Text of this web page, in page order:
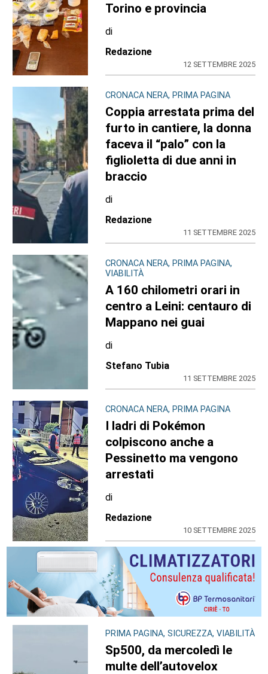
Torino e provincia
di
Redazione
12 SETTEMBRE 2025
CRONACA NERA, PRIMA PAGINA
Coppia arrestata prima del
furto in cantiere, la donna
faceva il “palo” con la
figlioletta di due anni in
braccio
di
Redazione
11 SETTEMBRE 2025
CRONACA NERA, PRIMA PAGINA,
VIABILITÀ
A 160 chilometri orari in
centro a Leini: centauro di
Mappano nei guai
di
Stefano Tubia
11 SETTEMBRE 2025
CRONACA NERA, PRIMA PAGINA
I ladri di Pokémon
colpiscono anche a
Pessinetto ma vengono
arrestati
di
Redazione
10 SETTEMBRE 2025
PRIMA PAGINA, SICUREZZA, VIABILITÀ
Sp500, da mercoledì le
multe dell’autovelox